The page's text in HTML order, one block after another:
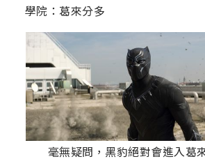
學院：葛來分多
毫無疑問，黑豹絕對會進入葛